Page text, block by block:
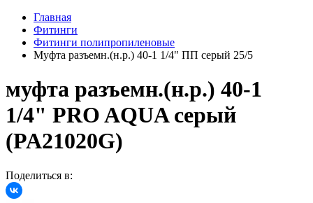
Главная
Фитинги
Фитинги полипропиленовые
Муфта разъемн.(н.р.) 40-1 1/4" ПП серый 25/5
муфта разъемн.(н.р.) 40-1
1/4" PRO AQUA серый
(PA21020G)
Поделиться в: